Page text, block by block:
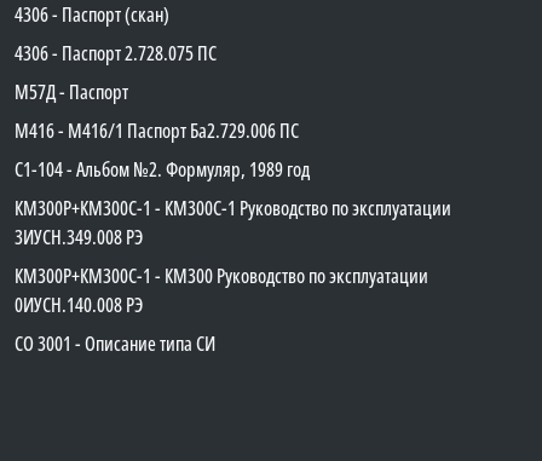
4306 - Паспорт (скан)
4306 - Паспорт 2.728.075 ПС
М57Д - Паспорт
М416 - М416/1 Паспорт Ба2.729.006 ПС
C1-104 - Альбом №2. Формуляр, 1989 год
КМ300Р+КМ300С-1 - КМ300C-1 Руководство по эксплуатации
3ИУСН.349.008 РЭ
КМ300Р+КМ300С-1 - КМ300 Руководство по эксплуатации
0ИУСН.140.008 РЭ
СО 3001 - Описание типа СИ